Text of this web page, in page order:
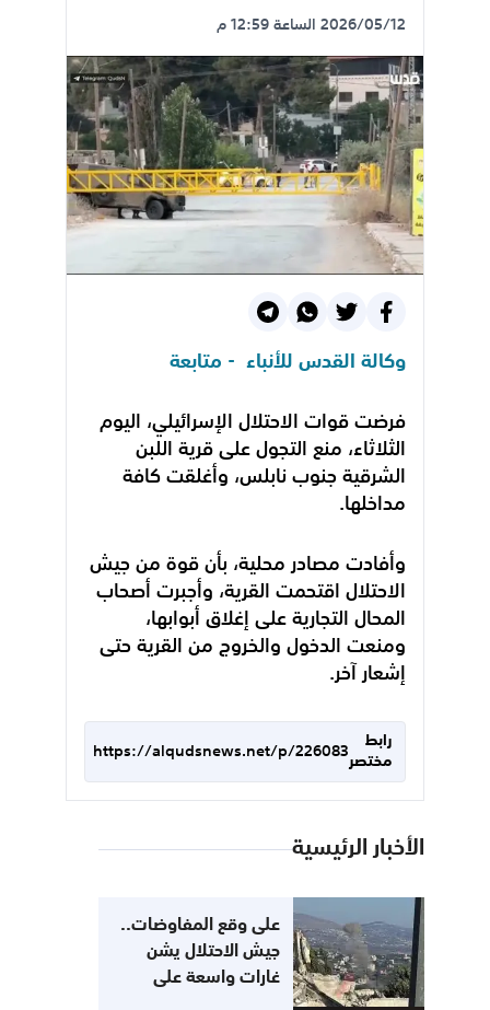
2026/05/12 الساعة 12:59 م
وكالة القدس للأنباء - متابعة
فرضت قوات الاحتلال الإسرائيلي، اليوم
الثلاثاء، منع التجول على قرية اللبن
الشرقية جنوب نابلس، وأغلقت كافة
مداخلها.
وأفادت مصادر محلية، بأن قوة من جيش
الاحتلال اقتحمت القرية، وأجبرت أصحاب
المحال التجارية على إغلاق أبوابها،
ومنعت الدخول والخروج من القرية حتى
إشعار آخر.
رابط
مختصر
https://alqudsnews.net/p/226083
الأخبار الرئيسية
على وقع المفاوضات..
جيش الاحتلال يشن
غارات واسعة على